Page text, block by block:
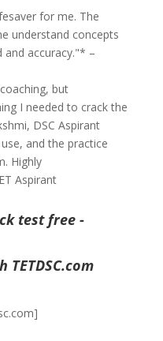
for me. The
understand concepts
and accuracy."* –
but
I needed to crack the
DSC Aspirant
and the practice
Highly
Aspirant
test free -